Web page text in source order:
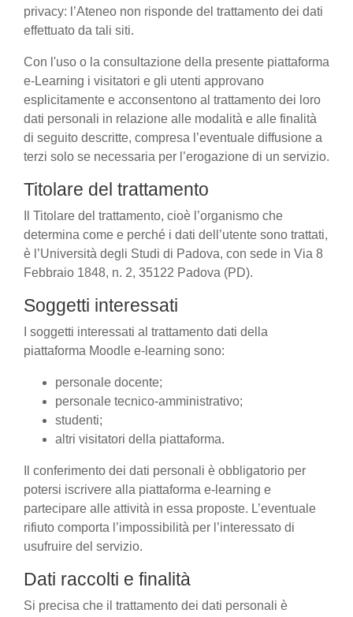
privacy: l’Ateneo non risponde del trattamento dei dati
effettuato da tali siti.
Con l'uso o la consultazione della presente piattaforma
e-Learning i visitatori e gli utenti approvano
esplicitamente e acconsentono al trattamento dei loro
dati personali in relazione alle modalità e alle finalità
di seguito descritte, compresa l’eventuale diffusione a
terzi solo se necessaria per l’erogazione di un servizio.
Titolare del trattamento
Il Titolare del trattamento, cioè l’organismo che
determina come e perché i dati dell’utente sono trattati,
è l’Università degli Studi di Padova, con sede in Via 8
Febbraio 1848, n. 2, 35122 Padova (PD).
Soggetti interessati
I soggetti interessati al trattamento dati della
piattaforma Moodle e-learning sono:
personale docente;
personale tecnico-amministrativo;
studenti;
altri visitatori della piattaforma.
Il conferimento dei dati personali è obbligatorio per
potersi iscrivere alla piattaforma e-learning e
partecipare alle attività in essa proposte. L’eventuale
rifiuto comporta l’impossibilità per l’interessato di
usufruire del servizio.
Dati raccolti e finalità
Si precisa che il trattamento dei dati personali è